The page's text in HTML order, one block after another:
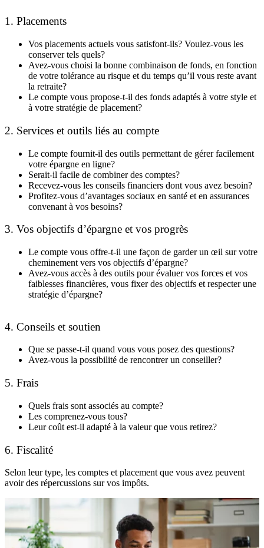
1. Placements
Vos placements actuels vous satisfont-ils? Voulez-vous les
conserver tels quels?
Avez-vous choisi la bonne combinaison de fonds, en fonction
de votre tolérance au risque et du temps qu’il vous reste avant
la retraite?
Le compte vous propose-t-il des fonds adaptés à votre style et
à votre stratégie de placement?
2. Services et outils liés au compte
Le compte fournit-il des outils permettant de gérer facilement
votre épargne en ligne?
Serait-il facile de combiner des comptes?
Recevez-vous les conseils financiers dont vous avez besoin?
Profitez-vous d’avantages sociaux en santé et en assurances
convenant à vos besoins?
3. Vos objectifs d’épargne et vos progrès
Le compte vous offre-t-il une façon de garder un œil sur votre
cheminement vers vos objectifs d’épargne?
Avez-vous accès à des outils pour évaluer vos forces et vos
faiblesses financières, vous fixer des objectifs et respecter une
stratégie d’épargne?
4. Conseils et soutien
Que se passe-t-il quand vous vous posez des questions?
Avez-vous la possibilité de rencontrer un conseiller?
5. Frais
Quels frais sont associés au compte?
Les comprenez-vous tous?
Leur coût est-il adapté à la valeur que vous retirez?
6. Fiscalité
Selon leur type, les comptes et placement que vous avez peuvent
avoir des répercussions sur vos impôts.